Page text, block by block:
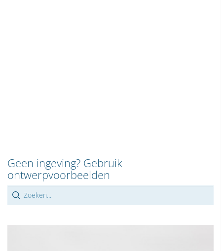
Geen ingeving? Gebruik
ontwerpvoorbeelden